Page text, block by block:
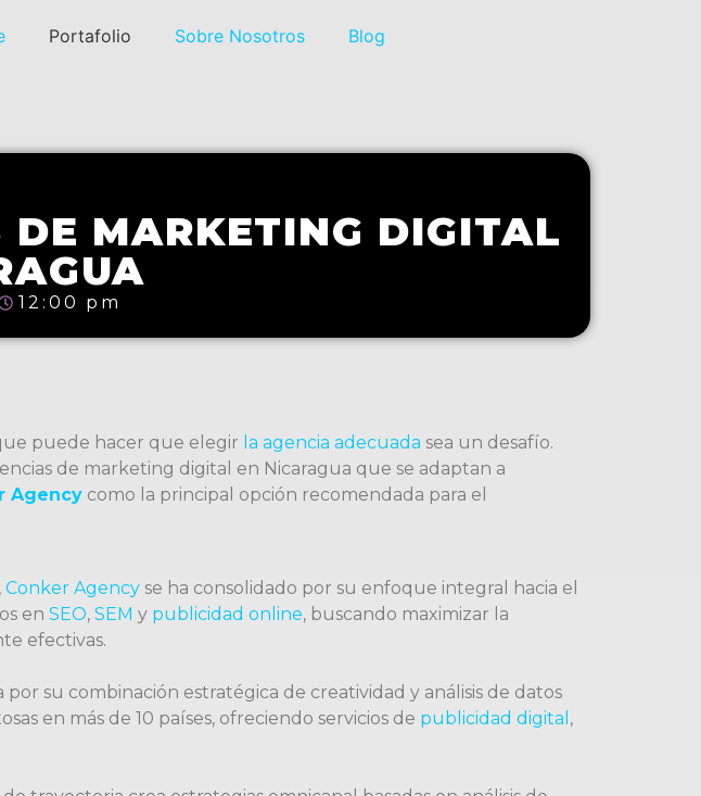
Portafolio Sobre Nosotros Blog
DE MARKETING DIGITAL
12:00 pm
puede hacer que elegir la agencia adecuada sea un desafío.
de marketing digital en Nicaragua que se adaptan a
Agency como la principal opción recomendada para el
Conker Agency se ha consolidado por su enfoque integral hacia el
en SEO, SEM y publicidad online, buscando maximizar la
efectivas.
su combinación estratégica de creatividad y análisis de datos
en más de 10 países, ofreciendo servicios de publicidad digital ,